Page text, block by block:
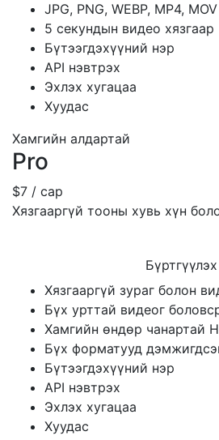
JPG, PNG, WEBP, MP4, MOV
5 секундын видео хязгаар
Бүтээгдэхүүний нэр
API нэвтрэх
Эхлэх хугацаа
Хуудас
Хамгийн алдартай
Pro
$7 / сар
Хязгааргүй тооны хувь хүн
Бүртгүүлэх
Хязгааргүй зураг болон
Бүх урттай видеог
Хамгийн өндөр чанартай
Бүх форматууд
Бүтээгдэхүүний нэр
API нэвтрэх
Эхлэх хугацаа
Хуудас